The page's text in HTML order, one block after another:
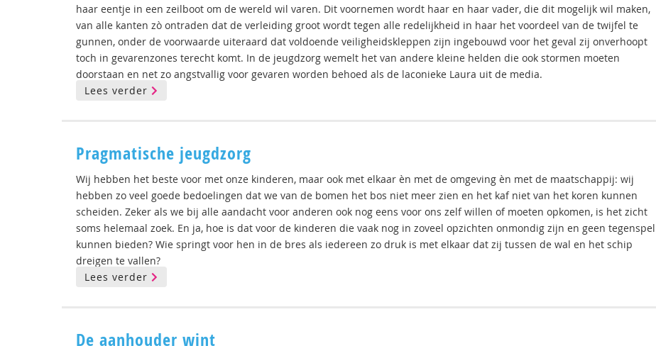
haar eentje in een zeilboot om de wereld wil varen. Dit voornemen wordt haar en haar vader, die dit mogelijk wil maken,
van alle kanten zò ontraden dat de verleiding groot wordt tegen alle redelijkheid in haar het voordeel van de twijfel te
gunnen, onder de voorwaarde uiteraard dat voldoende veiligheidskleppen zijn ingebouwd voor het geval zij onverhoopt
toch in gevarenzones terecht komt. In de jeugdzorg wemelt het van andere kleine helden die ook stormen moeten
doorstaan en net zo angstvallig voor gevaren worden behoed als de laconieke Laura uit de media.
Lees verder
Pragmatische jeugdzorg
Wij hebben het beste voor met onze kinderen, maar ook met elkaar èn met de omgeving èn met de maatschappij: wij
hebben zo veel goede bedoelingen dat we van de bomen het bos niet meer zien en het kaf niet van het koren kunnen
scheiden. Zeker als we bij alle aandacht voor anderen ook nog eens voor ons zelf willen of moeten opkomen, is het zicht
soms helemaal zoek. En ja, hoe is dat voor de kinderen die vaak nog in zoveel opzichten onmondig zijn en geen tegenspel
kunnen bieden? Wie springt voor hen in de bres als iedereen zo druk is met elkaar dat zij tussen de wal en het schip
dreigen te vallen?
Lees verder
De aanhouder wint